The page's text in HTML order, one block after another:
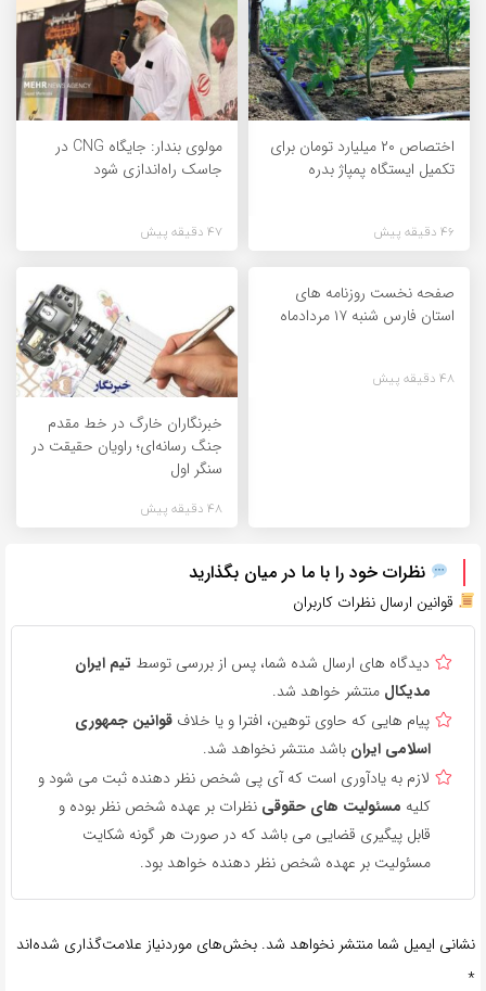
اختصاص ۲۰ میلیارد تومان برای
تکمیل ایستگاه پمپاژ بدره
46 دقیقه پیش
مولوی بندار: جایگاه CNG در
جاسک راه‌اندازی شود
47 دقیقه پیش
صفحه نخست روزنامه های
استان فارس شنبه ۱۷ مردادماه
48 دقیقه پیش
خبرنگاران خارگ در خط مقدم
جنگ رسانه‌ای؛ راویان حقیقت در
سنگر اول
48 دقیقه پیش
نظرات خود را با ما در میان بگذارید
قوانین ارسال نظرات کاربران
دیدگاه های ارسال شده شما، پس از بررسی توسط تیم ایران
مدیکال منتشر خواهد شد.
پیام هایی که حاوی توهین، افترا و یا خلاف قوانین جمهوری
اسلامی ایران باشد منتشر نخواهد شد.
لازم به یادآوری است که آی پی شخص نظر دهنده ثبت می شود و
کلیه مسئولیت های حقوقی نظرات بر عهده شخص نظر بوده و
قابل پیگیری قضایی می باشد که در صورت هر گونه شکایت
مسئولیت بر عهده شخص نظر دهنده خواهد بود.
نشانی ایمیل شما منتشر نخواهد شد. بخش‌های موردنیاز علامت‌گذاری شده‌اند
*